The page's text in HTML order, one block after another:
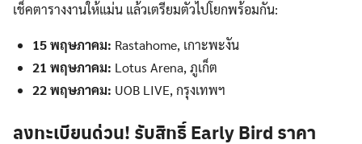
เช็คตารางงานให้แม่น แล้วเตรียมตัวไปโยกพร้อมกัน:
15 พฤษภาคม: Rastahome, เกาะพะงัน
21 พฤษภาคม: Lotus Arena, ภูเก็ต
22 พฤษภาคม: UOB LIVE, กรุงเทพฯ
ลงทะเบียนด่วน! รับสิทธิ์ Early Bird ราคา